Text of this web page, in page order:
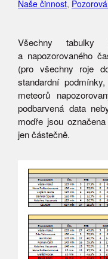
Naše činnost,
Všechny tabulky
a napozorovaného
(pro všechny roje
standardní
meteorů
podbarvená data
modře jsou
jen částečně.